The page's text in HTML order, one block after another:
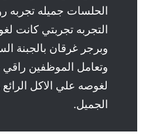
الحلسات جميله تجربه
التجربه تجربتي كانت
وبرجر غرقان بالجبنة
وتعامل الموظفين
لغوصه علي الاكل الرائع
الجميل.